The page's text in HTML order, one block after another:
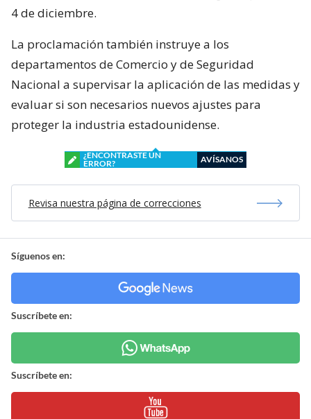
4 de diciembre.
La proclamación también instruye a los
departamentos de Comercio y de Seguridad
Nacional a supervisar la aplicación de las medidas y
evaluar si son necesarios nuevos ajustes para
proteger la industria estadounidense.
¿ENCONTRASTE UN
ERROR?
AVÍSANOS
Revisa nuestra página de correcciones
Síguenos en:
Suscríbete en:
Suscríbete en: